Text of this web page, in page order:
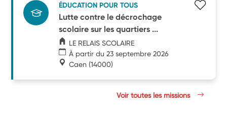
ÉDUCATION POUR TOUS
Lutte contre le décrochage
scolaire sur les quartiers ...
LE RELAIS SCOLAIRE
À partir du 23 septembre 2026
Caen (14000)
Voir toutes les missions